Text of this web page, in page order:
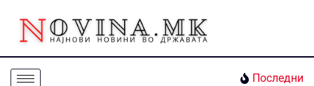
Последни